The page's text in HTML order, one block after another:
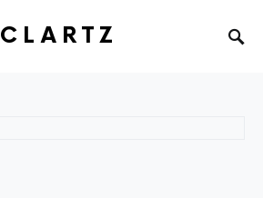
CLARTZ